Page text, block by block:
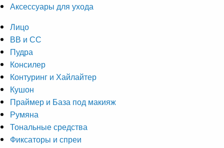
Аксессуары для ухода
Лицо
ВВ и СС
Пудра
Консилер
Контуринг и Хайлайтер
Кушон
Праймер и База под макияж
Румяна
Тональные средства
Фиксаторы и спреи